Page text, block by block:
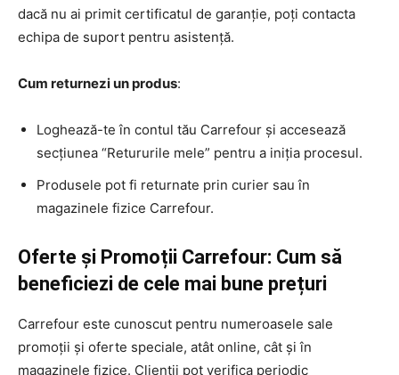
dacă nu ai primit certificatul de garanție, poți contacta
echipa de suport pentru asistență.
Cum returnezi un produs:
Loghează-te în contul tău Carrefour și accesează
secțiunea “Retururile mele” pentru a iniția procesul.
Produsele pot fi returnate prin curier sau în
magazinele fizice Carrefour.
Oferte și Promoții Carrefour: Cum să
beneficiezi de cele mai bune prețuri
Carrefour este cunoscut pentru numeroasele sale
promoții și oferte speciale, atât online, cât și în
magazinele fizice. Clienții pot verifica periodic